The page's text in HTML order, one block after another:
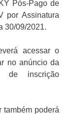
Pós-Pago de
por Assinatura
30/09/2021.
acessar o
no anúncio da
de inscrição
também poderá